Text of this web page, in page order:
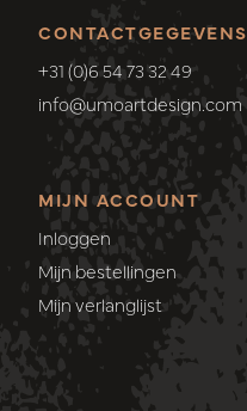
CONTACTGEGEVENS
+31 (0)6 54 73 32 49
info@umoartdesign.com
MIJN ACCOUNT
Inloggen
Mijn bestellingen
Mijn verlanglijst